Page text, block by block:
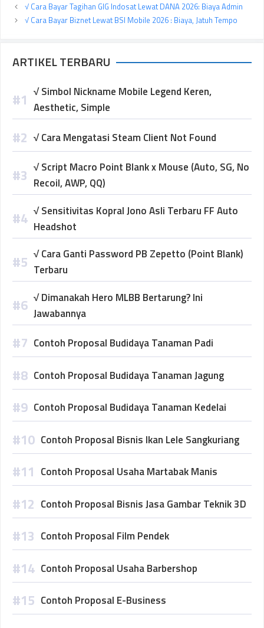
√ Cara Bayar Tagihan GIG Indosat Lewat DANA 2026: Biaya Admin
√ Cara Bayar Biznet Lewat BSI Mobile 2026 : Biaya, Jatuh Tempo
ARTIKEL TERBARU
√ Simbol Nickname Mobile Legend Keren,
Aesthetic, Simple
√ Cara Mengatasi Steam Client Not Found
√ Script Macro Point Blank x Mouse (Auto, SG, No
Recoil, AWP, QQ)
√ Sensitivitas Kopral Jono Asli Terbaru FF Auto
Headshot
√ Cara Ganti Password PB Zepetto (Point Blank)
Terbaru
√ Dimanakah Hero MLBB Bertarung? Ini
Jawabannya
Contoh Proposal Budidaya Tanaman Padi
Contoh Proposal Budidaya Tanaman Jagung
Contoh Proposal Budidaya Tanaman Kedelai
Contoh Proposal Bisnis Ikan Lele Sangkuriang
Contoh Proposal Usaha Martabak Manis
Contoh Proposal Bisnis Jasa Gambar Teknik 3D
Contoh Proposal Film Pendek
Contoh Proposal Usaha Barbershop
Contoh Proposal E-Business